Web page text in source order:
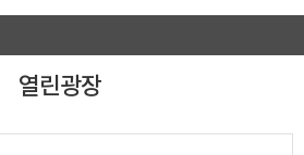
열린광장